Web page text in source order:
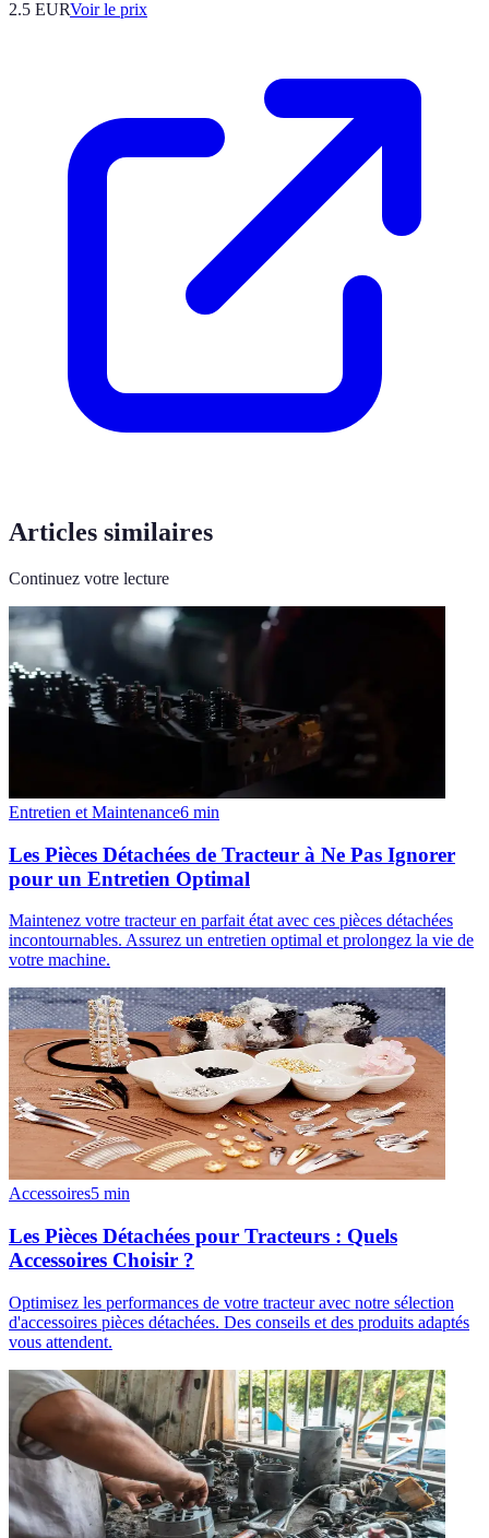
2.5 EURVoir le prix
Articles similaires
Continuez votre lecture
Entretien et Maintenance6 min
Les Pièces Détachées de Tracteur à Ne Pas Ignorer
pour un Entretien Optimal
Maintenez votre tracteur en parfait état avec ces pièces détachées
incontournables. Assurez un entretien optimal et prolongez la vie de
votre machine.
Accessoires5 min
Les Pièces Détachées pour Tracteurs : Quels
Accessoires Choisir ?
Optimisez les performances de votre tracteur avec notre sélection
d'accessoires pièces détachées. Des conseils et des produits adaptés
vous attendent.